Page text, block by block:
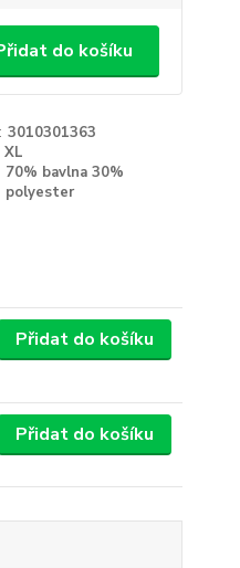
do košíku
3010301363
XL
70% bavlna 30%
polyester
Přidat do košíku
Přidat do košíku